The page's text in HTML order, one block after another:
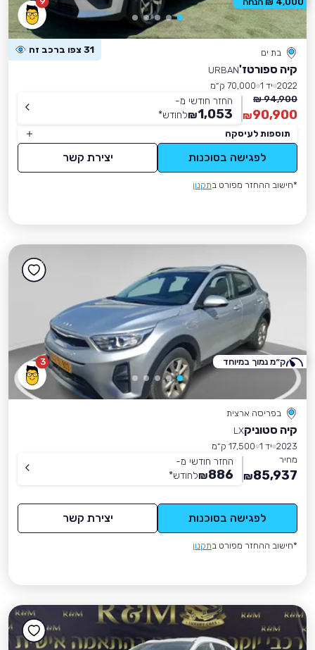
בת ים 31 צפו ברכב זה
קיה ספורטז'URBAN
2022 יד 1
70,000 ק״מ
94,900 ₪
90,900
₪
החזר חודשי מ-
1,053
₪לחודש*
תוספות לעיסקה
לפגישה בסוכנות יצירת קשר
*חישוב ההחזר מפורט בתקנון
3
בפריסה ארצית
קיה סטוניקLX
2023 יד 1
17,500 ק״מ
מחיר
85,937
₪
החזר חודשי מ-
886
₪לחודש*
לפגישה בסוכנות יצירת קשר
*חישוב ההחזר מפורט בתקנון
ק״מ נמוך במיוחד